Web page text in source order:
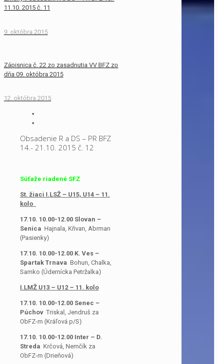
11.10. 2015 č. 11
9. októbra 2015
Zápisnica č. 22 zo zasadnutia VV BFZ zo
dňa 09. októbra 2015
12. októbra 2015
Obsadenie R a DS – PR BFZ
14.- 21.10. 2015 č. 12
Súťaže riadené SFZ
St. žiaci I.LSŽ – U15, U14 – 11.
kolo
17.10. 10.00-12.00 Slovan –
Senica Hajnala, Křivan, Abrman
(Pasienky)
17.10. 10.00-12.00 K. Ves –
Spartak Trnava Bohun, Chalka,
Samko (Údernícka Petržalka)
I.LMŽ U13 – U12 – 11. kolo
17.10. 10.00-12.00 Senec –
Púchov Triskal, Jendruš za
ObFZ-m (Kráľová p/S)
17.10. 10.00-12.00 Inter – D.
Streda Krčová, Nemčík za
ObFZ-m (Drieňová)